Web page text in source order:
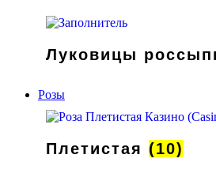
Луковицы
Розы
Плетистая (10)